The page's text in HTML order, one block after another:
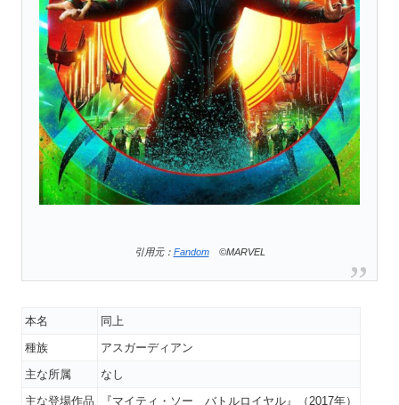
引用元： Fandom©MARVEL
本名
同上
種族
アスガーディアン
主な所属
なし
主な登場作品
『マイティ・ソー バトルロイヤル』（2017年）